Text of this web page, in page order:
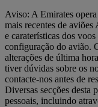
Aviso: A Emirates
mais recentes de
e caraterísticas dos
configuração do avião.
alterações de última
tiver dúvidas sobre os
contacte-nos antes de
Diversas secções desta
pessoais, incluindo